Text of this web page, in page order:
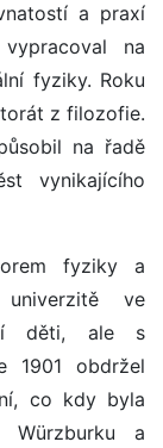
a praxí
na
fyziky. Roku
z filozofie.
na řadě
vynikajícího
fyziky a
ve
děti, ale s
1901 obdržel
co kdy byla
Würzburku a